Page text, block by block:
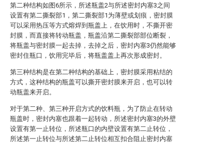
第二种结构如图6所示，所述瓶盖2与所述密封内塞3之间
设置有第二撕裂部1，第二撕裂部1为薄壁或划痕，密封膜
可以采用热压等方式熔焊到瓶盖上，在饮用时，不撕开密
封膜，而直接将转动瓶盖，瓶盖沿第二撕裂部部位断裂，
将瓶盖与密封膜一起去掉，去掉之后，密封内塞3仍然能够
密封住瓶口，饮用完毕后，将瓶盖盖上再次形成密封。
第三种结构是在第二种结构的基础上，密封膜采用粘结的
方式，这种结构的瓶盖可以撕开密封膜来开启，也可以转
动瓶盖来开启。
对于第二种、第三种开启方式的饮料瓶，为了防止在转动
瓶盖时，密封内塞也跟着一起转动，所述密封内塞3的外壁
设置有第一止转位，所述瓶口的内壁设置有第二止转位，
所述第一止转位与所述第二止转位相互扣合阻止密封内塞